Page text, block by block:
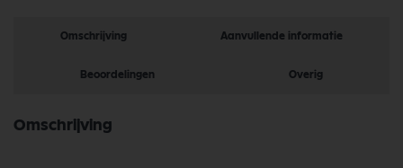
Omschrijving Aanvullende informatie
Beoordelingen Overig
Omschrijving